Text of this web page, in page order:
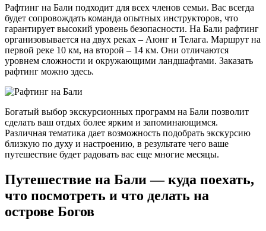
Рафтинг на Бали подходит для всех членов семьи. Вас всегда
будет сопровождать команда опытных инструкторов, что
гарантирует высокий уровень безопасности. На Бали рафтинг
организовывается на двух реках – Аюнг и Телага. Маршрут на
первой реке 10 км, на второй – 14 км. Они отличаются
уровнем сложности и окружающими ландшафтами. Заказать
рафтинг можно здесь.
Богатый выбор экскурсионных программ на Бали позволит
сделать ваш отдых более ярким и запоминающимся.
Различная тематика дает возможность подобрать экскурсию
близкую по духу и настроению, в результате чего ваше
путешествие будет радовать вас еще многие месяцы.
Путешествие на Бали — куда поехать,
что посмотреть и что делать на
острове Богов